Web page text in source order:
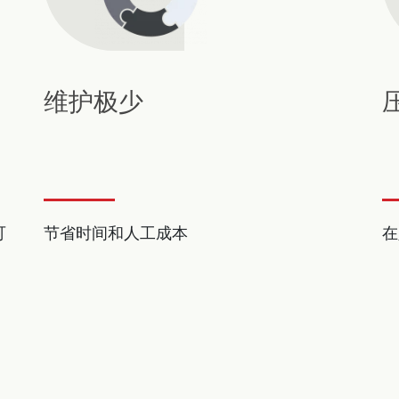
维护极少
节省时间和人工成本